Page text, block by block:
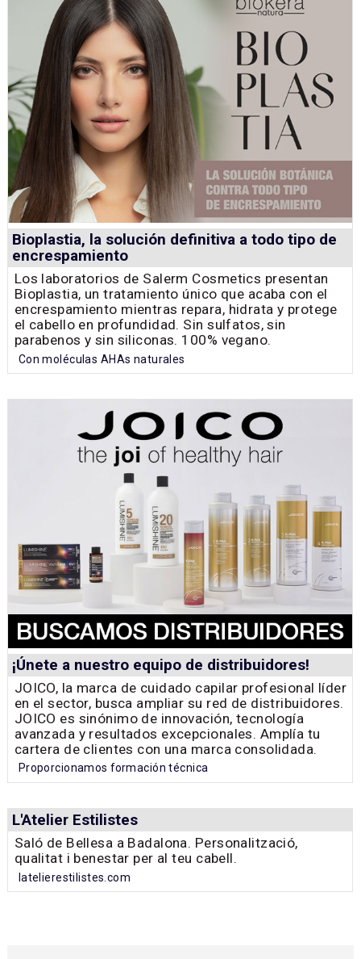
Bioplastia, la solución definitiva a todo tipo de
encrespamiento
Los laboratorios de Salerm Cosmetics presentan
Bioplastia, un tratamiento único que acaba con el
encrespamiento mientras repara, hidrata y protege
el cabello en profundidad. Sin sulfatos, sin
parabenos y sin siliconas. 100% vegano.
Con moléculas AHAs naturales
¡Únete a nuestro equipo de distribuidores!
JOICO, la marca de cuidado capilar profesional líder
en el sector, busca ampliar su red de distribuidores.
JOICO es sinónimo de innovación, tecnología
avanzada y resultados excepcionales. Amplía tu
cartera de clientes con una marca consolidada.
Proporcionamos formación técnica
L'Atelier Estilistes
Saló de Bellesa a Badalona. Personalització,
qualitat i benestar per al teu cabell.
latelierestilistes.com